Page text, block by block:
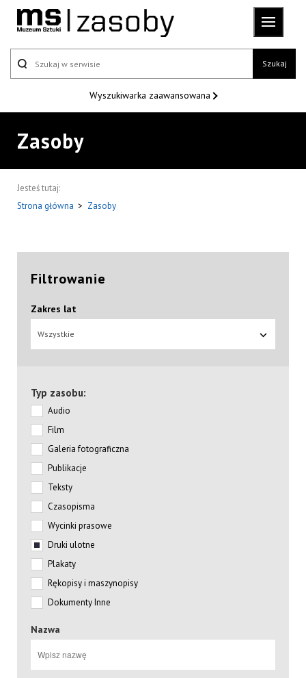
Szukaj
Wyszukiwarka zaawansowana
Zasoby
Jesteś tutaj:
Strona główna > Zasoby
Filtrowanie
Zakres lat
Wszystkie
Typ zasobu:
Audio
Film
Galeria fotograficzna
Publikacje
Teksty
Czasopisma
Wycinki prasowe
Druki ulotne
Plakaty
Rękopisy i maszynopisy
Dokumenty Inne
Nazwa